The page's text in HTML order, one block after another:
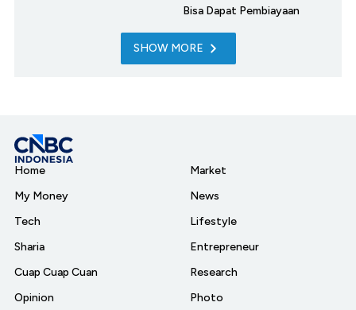
Bisa Dapat Pembiayaan
SHOW MORE
Home
My Money
Tech
Sharia
Cuap Cuap Cuan
Opinion
Market
News
Lifestyle
Entrepreneur
Research
Photo